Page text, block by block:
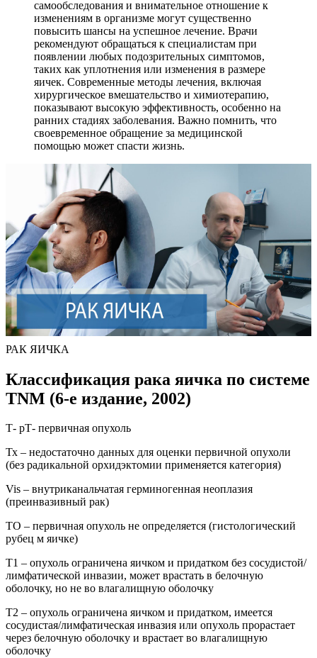
самообследования и внимательное отношение к
изменениям в организме могут существенно
повысить шансы на успешное лечение. Врачи
рекомендуют обращаться к специалистам при
появлении любых подозрительных симптомов,
таких как уплотнения или изменения в размере
яичек. Современные методы лечения, включая
хирургическое вмешательство и химиотерапию,
показывают высокую эффективность, особенно на
ранних стадиях заболевания. Важно помнить, что
своевременное обращение за медицинской
помощью может спасти жизнь.
РАК ЯИЧКА
Классификация рака яичка по системе
TNM (6-е издание, 2002)
Т- рТ- первичная опухоль
Тх – недостаточно данных для оценки первичной опухоли
(без радикальной орхидэктомии применяется категория)
Vis – внутриканальчатая герминогенная неоплазия
(преинвазивный рак)
ТО – первичная опухоль не определяется (гистологический
рубец м яичке)
Т1 – опухоль ограничена яичком и придатком без сосудистой/
лимфатической инвазии, может врастать в белочную
оболочку, но не во влагалищную оболочку
Т2 – опухоль ограничена яичком и придатком, имеется
сосудистая/лимфатическая инвазия или опухоль прорастает
через белочную оболочку и врастает во влагалищную
оболочку